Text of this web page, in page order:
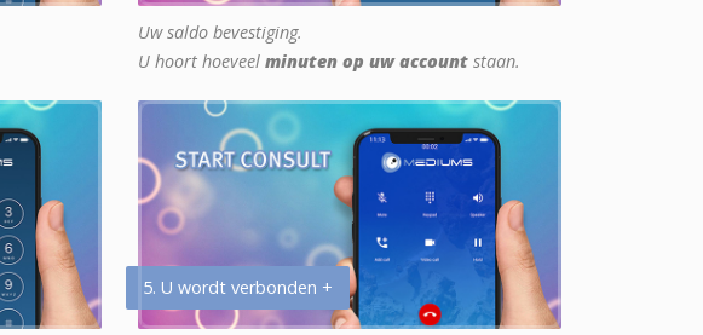
Uw saldo bevestiging.
U hoort hoeveel minuten op uw account staan.
5. U wordt verbonden +